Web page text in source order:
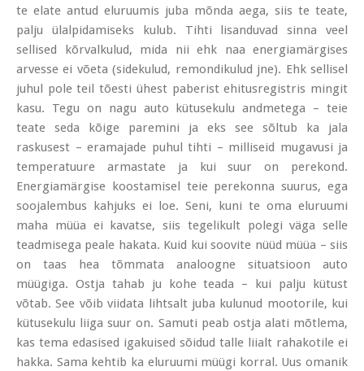
te elate antud eluruumis juba mõnda aega, siis te teate,
palju ülalpidamiseks kulub. Tihti lisanduvad sinna veel
sellised kõrvalkulud, mida nii ehk naa energiamärgises
arvesse ei võeta (sidekulud, remondikulud jne). Ehk sellisel
juhul pole teil tõesti ühest paberist ehitusregistris mingit
kasu. Tegu on nagu auto kütusekulu andmetega – teie
teate seda kõige paremini ja eks see sõltub ka jala
raskusest – eramajade puhul tihti – milliseid mugavusi ja
temperatuure armastate ja kui suur on perekond.
Energiamärgise koostamisel teie perekonna suurus, ega
soojalembus kahjuks ei loe. Seni, kuni te oma eluruumi
maha müüa ei kavatse, siis tegelikult polegi väga selle
teadmisega peale hakata. Kuid kui soovite nüüd müüa – siis
on taas hea tõmmata analoogne situatsioon auto
müügiga. Ostja tahab ju kohe teada – kui palju kütust
võtab. See võib viidata lihtsalt juba kulunud mootorile, kui
kütusekulu liiga suur on. Samuti peab ostja alati mõtlema,
kas tema edasised igakuised sõidud talle liialt rahakotile ei
hakka. Sama kehtib ka eluruumi müügi korral. Uus omanik